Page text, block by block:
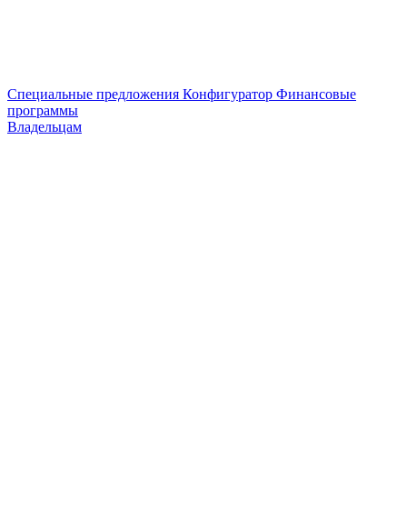
Специальные предложения Конфигуратор Финансовые
программы
Владельцам